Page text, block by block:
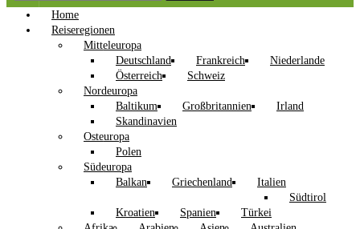
nach:
Home
Reiseregionen
Mitteleuropa
Deutschland
Frankreich
Niederlande
Österreich
Schweiz
Nordeuropa
Baltikum
Großbritannien
Irland
Skandinavien
Osteuropa
Polen
Südeuropa
Balkan
Griechenland
Italien
Südtirol
Kroatien
Spanien
Türkei